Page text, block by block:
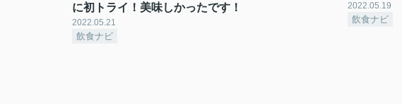
に初トライ！美味しかったです！
2022.05.21
飲食ナビ
2022.05.19
飲食ナビ